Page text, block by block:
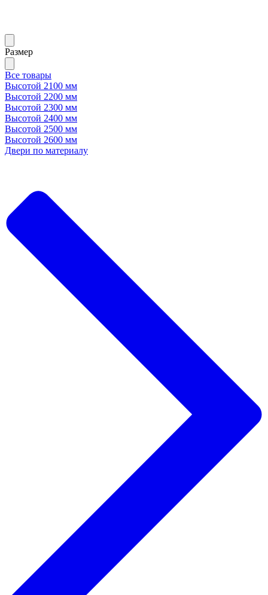
Размер
Все товары
Высотой 2100 мм
Высотой 2200 мм
Высотой 2300 мм
Высотой 2400 мм
Высотой 2500 мм
Высотой 2600 мм
Двери по материалу